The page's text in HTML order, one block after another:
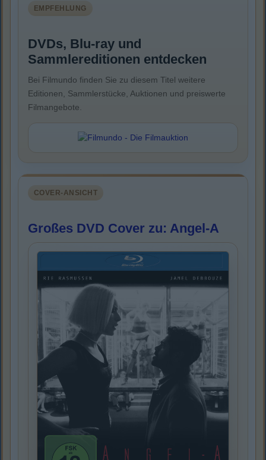
EMPFEHLUNG
DVDs, Blu-ray und
Sammlereditionen entdecken
Bei Filmundo finden Sie zu diesem Titel weitere
Editionen, Sammlerstücke, Auktionen und preiswerte
Filmangebote.
COVER-ANSICHT
Großes DVD Cover zu: Angel-A